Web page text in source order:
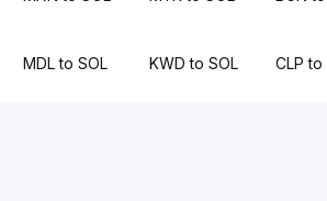
MDL to SOL KWD to SOL CLP to